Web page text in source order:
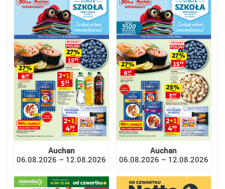
Auchan
06.08.2026 – 12.08.2026
Auchan
06.08.2026 – 12.08.2026